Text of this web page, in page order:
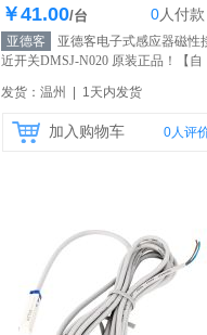
库存100个
￥41.00/台 0人付款
亚德客
亚德客电子式感应器磁性
近开关DMSJ-N020 原装正品！
【自
发货：温州 | 1天内发货
加入购物车 0人评